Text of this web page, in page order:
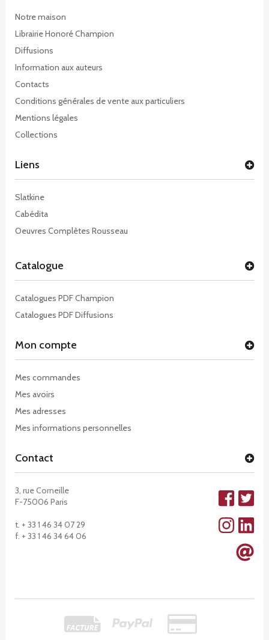
Notre maison
Librairie Honoré Champion
Diffusions
Information aux auteurs
Contacts
Conditions générales de vente aux particuliers
Mentions légales
Collections
Liens
Slatkine
Cabédita
Oeuvres Complètes Rousseau
Catalogue
Catalogues PDF Champion
Catalogues PDF Diffusions
Mon compte
Mes commandes
Mes avoirs
Mes adresses
Mes informations personnelles
Contact
3, rue Corneille
F-75006 Paris
t. + 33 1 46 34 07 29
f. + 33 1 46 34 64 06